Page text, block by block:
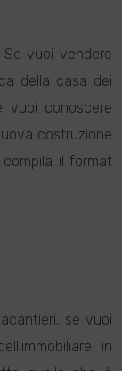
vuoi vendere
della casa dei
vuoi conoscere
costruzione
il format
se vuoi
in